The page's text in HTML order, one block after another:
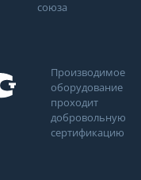
союза
Производимое
оборудование
проходит
добровольную
сертификацию